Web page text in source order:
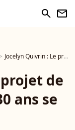
search newsletter
Jocelyn Quivrin : Le projet de l'acteur disparu à 30 ans se poursuit
de
ans se